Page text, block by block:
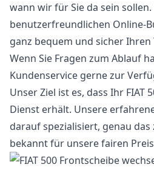
wann wir für Sie da sein
benutzerfreundlichen Online-
ganz bequem und sicher
Wenn Sie Fragen zum Ablauf
Kundenservice gerne zur
Unser Ziel ist es, dass Ihr FIAT
Dienst erhält. Unsere
darauf spezialisiert, genau
bekannt für unsere fairen